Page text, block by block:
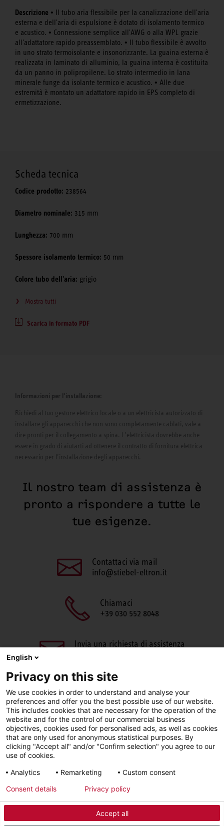
Descrizione •
Il tubo aria flessibile per la canalizzazione dell'aria
esterna e dell'aria di espulsione è dotato di isolamento termico
e acustico. • Connessione semplice all'AWG o alla WPL grazie
all'adattatore rapido preassemblato. •
Il tubo flessibile è avvolto
in uno strato termoisolante e insonorizzante. La guaina esterna è
realizzata in laminato di alluminio, la guaina interna è costituita
da un panno in polipropilene. Lo strato intermedio in lana
minerale funge da isolante termico e acustico. • Alle due
estremità è montato un adattatore rapido in EPS completo di
ermetizzazione.
Scheda tecnica
Codice prodotto: 238564
Diametro nominale: 315 mm
Lunghezza: 700 mm
Spessore isolamento termico: 50 mm
Colore tubo dell'aria: grigio
Mostra tutti
Scarica in formato PDF
Informazioni per l’installazione:
Richiedi al tuo gestore elettrico locale o a un elettricista autorizzato di
installare gli apparecchi che non sono completamente cablati, vale a
dire pronti per il collegamento a spina. L’elettricista dovrebbe anche
essere in grado di aiutarti ad ottenere il contratto di fornitura elettrica
necessario per l’installazione degli apparecchi.
Il nostro team di assistenza è
pronto a rispondere a tutte le
tue esigenze.
Contattaci via mail
info@stiebel-eltron.it
Chiamaci
+39 030 552 8048
Invia una richiesta di assistenza
Sigla editoriale Informativa sulla privacy
Facebook LinkedIn Instagram
© 2026 - STIEBEL ELTRON GmbH & Co. KG (DE)
English
Privacy on this site
We use cookies in order to understand and analyse your
preferences and offer you the best possible use of our website.
This includes cookies that are necessary for the operation of the
website and for the control of our commercial business
objectives, cookies used for personalised ads, as well as cookies
that are only used for anonymous statistical purposes. By
clicking "Accept all" and/or "Confirm selection" you agree to our
use of cookies.
Analytics
Remarketing Custom consent
Accept all
Consent details Privacy policy